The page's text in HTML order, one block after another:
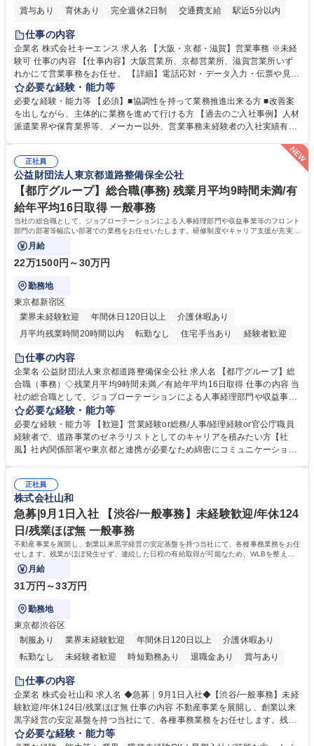
賞与あり
育休あり 完全週休2日制 交通費支給
駅近5分以内
土日祝休み
仕事の内容
企業名 株式会社キーエンス 求人名 【大阪・京都・滋賀】営業事務 ※未経
験可 仕事の内容 【仕事内容】大阪営業所、京都営業所、滋賀営業所いず
れかにて営業事務をお任せ。 【詳細】電話応対・データ入力・伝票や見積
の作成・カタログ送付・来客対応・営業所内で発生する事務業務や業務改
善をお任せ。 【教育制度】ご入社後、育成担当とペアになりながらOJTに
て業務を覚えていただくことが可能です。業務システムがきちんと構築さ
れているため、スムーズに仕事に慣れることができる環境です。また、
常に改善を目指す風土のため、安心して業務に取り組んでいただけます。
募集職種 【大阪・京都・滋賀】営業事務 ※未経験可
必要な経験・能力等
必要な経験・能力等 【必須】■協調性を持って業務推進出来る方 ■改善案
を出しながら、主体的に業務を進めて行ける方 【過去のご入社事例】人材
派遣業界や保育業界等、メーカー以外、営業事務未経験者の入社実績有
により、キーエンスの付加価値向上に貢献します。ベースの定型業務に加
えて、お客様や社員の状況に合わせ、能動的なサポート、改善の動きも期
待され。組織を支えるスペシャリストとして、チームに貢献し、結果的に
社員から頼られる存在になることができます。平均19:30の退勤以降の業
務の持ち帰りも禁止されており、メリハリのある働き方となります。 学
歴・資格 学歴：大学院 大学 高専 短大 語学力： 資格：
正社員
公益財団法人東京都道路整備保全公社
【都庁グループ】総合職(事務) 残業月平均9時間未満/有
給年平均16日取得 一般事務
当社の総合職として、ジョブローテーションによる人事経理部門や収益事業等のフロント
部門の部署等幅広い部署での業務をお任せいたします。研修制度やキャリア支援が充実し
ております！ ※下記業務詳細
月給
22万1500円～30万円
勤務地
東京都新宿区
業界未経験歓迎
年間休日120日以上
介護休暇あり
月平均残業時間20時間以内
転勤なし 住宅手当あり
経験者歓迎
研修あり
退職金あり
駅近5分以内
資格取得手当あり 食事補助あり
仕事の内容
企業名 公益財団法人東京都道路整備保全公社 求人名 【都庁グループ】総
合職（事務）◇残業月平均9時間未満／有給年平均16日取得 仕事の内容 当
社の総合職として、ジョブローテーションによる人事経理部門や収益事業
等のフロント部門の部署等幅広い部署での業務をお任せいたします。研修
制度やキャリア支援が充実しております！ ※下記業務詳細 【業務詳細】■
管理部門：広報、人事、経理など当公社の運営に係る管理業務 ■収益部
門：駐車場の新規開拓、管理運営、新宿駅西口広場の「イベントコーナ
道路施設や道路工事現場の見学ツアー事業 ※入社後は上記いずれかの部門
へ配属。※業務内容変更の範囲：会社の定める業務 募集職種 【都庁グル
ープ】総合職（事務）◇残業月平均9時間未満／有給年平均16日取得
必要な経験・能力等
必要な経験・能力等 【歓迎】営業経験or総務/人事/経理経験or官公庁職員
経験者で、道路事業のゼネラリストとしてのキャリアを積みたい方【社
風】社内関係部署や東京都と連携が必要なため綿密にコミュニケーション
部門など多岐に渡る業務を経験できます。 ■様々なプロジェクト：駐車場
事業の他、新宿駅西口広場内に設置された照明を兼ねた広告「ブライトサ
イン」の管理運営を行うなど、事業収益を生み出す活動を積極的に行って
います。 学歴・資格 学歴：大学院 大学 高専 短大 専修学校 高校 語学力：
資格：
正社員
株式会社山和
急募|9月1日入社 【渋谷/一般事務】未経験歓迎/年休124
日/残業ほぼ無 一般事務
不動産事業を展開し、創業以来黒字経営の安定基盤を持つ当社にて、各種事務業務をお任
せします。残業がほぼ発生せず、連続した日程の有給取得が可能なため、WLBを整えた
い方にお勧めの環境です！
月給
31万円～33万円
勤務地
東京都渋谷区
制服あり
業界未経験歓迎 年間休日120日以上
介護休暇あり
転勤なし
未経験者歓迎 時短勤務あり 退職金あり
賞与あり
育休あり
完全週休2日制
仕事の内容
企業名 株式会社山和 求人名 ◆急募｜9月1日入社◆【渋谷/一般事務】未経
験歓迎/年休124日/残業ほぼ無 仕事の内容 不動産事業を展開し、創業以来
黒字経営の安定基盤を持つ当社にて、各種事務業務をお任せします。残業
がほぼ発生せず、連続した日程の有給取得が可能なため、WLBを整えたい
必要な経験・能力等